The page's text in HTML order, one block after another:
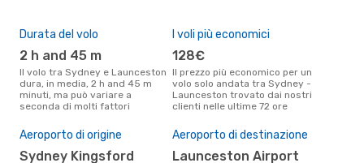
Durata del volo
2 h and 45 m
Il volo tra Sydney e Launceston
dura, in media, 2 h and 45 m
minuti, ma può variare a
seconda di molti fattori
I voli più economici
128€
Il prezzo più economico per un
volo solo andata tra Sydney -
Launceston trovato dai nostri
clienti nelle ultime 72 ore
Aeroporto di origine
Sydney Kingsford
Aeroporto di destinazione
Launceston Airport